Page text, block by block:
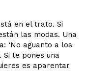
en el trato. Si
las modas. Una
‘No aguanto a los
Si te pones una
es aparentar